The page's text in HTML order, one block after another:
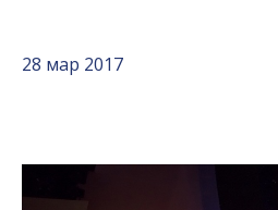
28 мар 2017